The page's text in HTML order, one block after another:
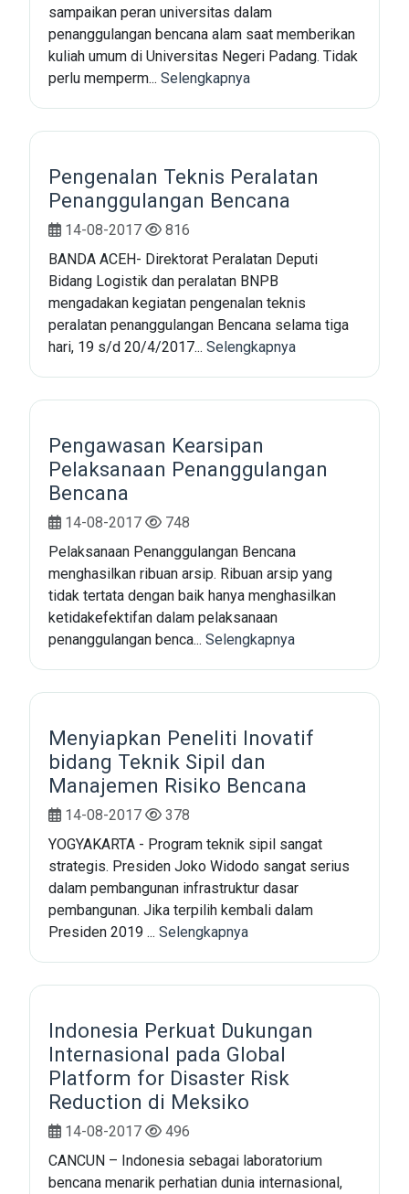
sampaikan peran universitas dalam
penanggulangan bencana alam saat memberikan
kuliah umum di Universitas Negeri Padang. Tidak
perlu memperm... Selengkapnya
Pengenalan Teknis Peralatan
Penanggulangan Bencana
14-08-2017
816
BANDA ACEH- Direktorat Peralatan Deputi
Bidang Logistik dan peralatan BNPB
mengadakan kegiatan pengenalan teknis
peralatan penanggulangan Bencana selama tiga
hari, 19 s/d 20/4/2017... Selengkapnya
Pengawasan Kearsipan
Pelaksanaan Penanggulangan
Bencana
14-08-2017
748
Pelaksanaan Penanggulangan Bencana
menghasilkan ribuan arsip. Ribuan arsip yang
tidak tertata dengan baik hanya menghasilkan
ketidakefektifan dalam pelaksanaan
penanggulangan benca... Selengkapnya
Menyiapkan Peneliti Inovatif
bidang Teknik Sipil dan
Manajemen Risiko Bencana
14-08-2017
378
YOGYAKARTA - Program teknik sipil sangat
strategis. Presiden Joko Widodo sangat serius
dalam pembangunan infrastruktur dasar
pembangunan. Jika terpilih kembali dalam
Presiden 2019 ... Selengkapnya
Indonesia Perkuat Dukungan
Internasional pada Global
Platform for Disaster Risk
Reduction di Meksiko
14-08-2017
496
CANCUN – Indonesia sebagai laboratorium
bencana menarik perhatian dunia internasional,